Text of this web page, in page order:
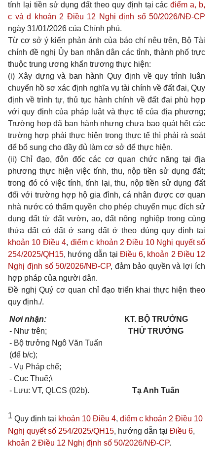
tính lại tiền sử dụng đất theo quy định tại cácđiểm a, b,
c và d khoản 2 Điều 12 Nghị định số 50/2026/NĐ-CP
ngày 31/01/2026 của Chính phủ.
Từ cơ sở ý kiến phản ánh của báo chí nêu trên, Bộ Tài
chính đề nghị Ủy ban nhân dân các tỉnh, thành phố trực
thuộc trung ương khẩn trương thực hiện:
(i) Xây dựng và ban hành Quy định về quy trình luân
chuyển hồ sơ xác định nghĩa vụ tài chính về đất đai, Quy
định về trình tự, thủ tục hành chính về đất đai phù hợp
với quy định của pháp luật và thực tế của địa phương;
Trường hợp đã ban hành nhưng chưa bao quát hết các
trường hợp phải thực hiện trong thực tế thì phải rà soát
để bổ sung cho đầy đủ làm cơ sở để thực hiện.
(ii) Chỉ đạo, đôn đốc các cơ quan chức năng tại địa
phương thực hiện việc tính, thu, nộp tiền sử dụng đất;
trong đó có việc tính, tính lại, thu, nộp tiền sử dụng đất
đối với trường hợp hộ gia đình, cá nhân được cơ quan
nhà nước có thẩm quyền cho phép chuyển mục đích sử
dụng đất từ đất vườn, ao, đất nông nghiệp trong cùng
thửa đất có đất ở sang đất ở theo đúng quy định tại
khoản 10 Điều 4, điểm c khoản 2 Điều 10 Nghị quyết số
254/2025/QH15, hướng dẫn tại Điều 6, khoản 2 Điều 12
Nghị định số 50/2026/NĐ-CP, đảm bảo quyền và lợi ích
hợp pháp của người dân.
Đề nghị Quý cơ quan chỉ đạo triển khai thực hiện theo
quy định./.
Nơi nhận:
- Như trên;
- Bộ trưởng Ngô Văn Tuấn
(để b/c);
- Vụ Pháp chế;
- Cục Thuế;\
- Lưu: VT, QLCS (02b).
KT. BỘTRƯỞNG
THỨTRƯỞNG
Tạ Anh Tuấn
1 Quy định tại khoản 10 Điều 4, điểm c khoản 2 Điều 10
Nghị quyết số 254/2025/QH15, hướng dẫn tại Điều 6,
khoản 2 Điều 12 Nghị định số 50/2026/NĐ-CP.